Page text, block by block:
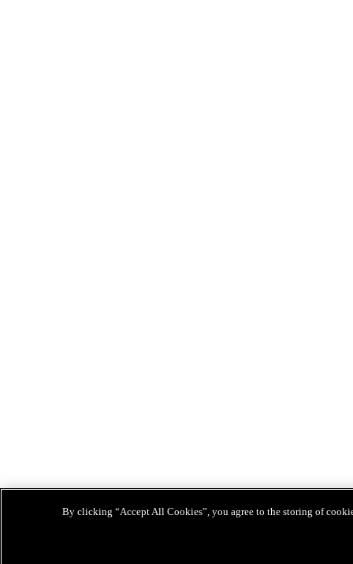
By clicking “Accept All Cookies”, you agree to the storing of